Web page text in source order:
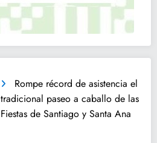
Rompe récord de asistencia el
tradicional paseo a caballo de las
Fiestas de Santiago y Santa Ana